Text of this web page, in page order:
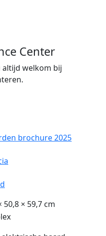
Center
welkom bij
brochure 2025
50,8 × 59,7 cm